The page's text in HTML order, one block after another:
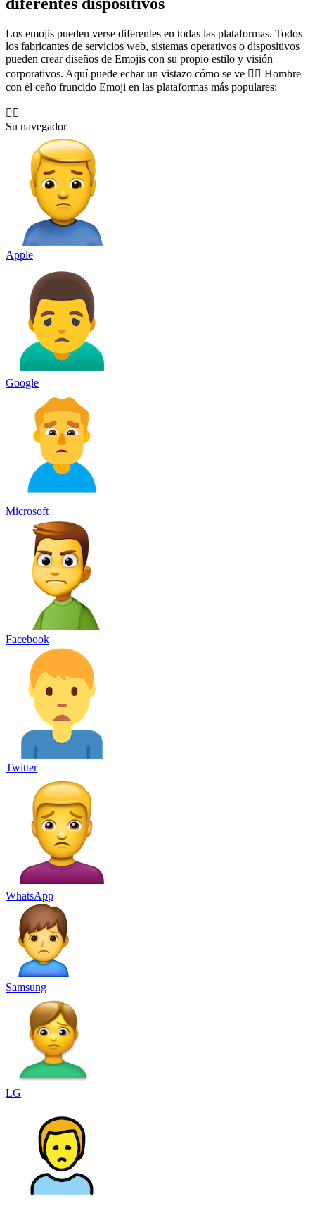
Los emojis pueden verse diferentes en todas las plataformas. Todos
los fabricantes de servicios web, sistemas operativos o dispositivos
pueden crear diseños de Emojis con su propio estilo y visión
corporativos. Aquí puede echar un vistazo cómo se ve 🙍‍♂️ Hombre
con el ceño fruncido Emoji en las plataformas más populares:
🙍‍♂️
Su navegador
Apple
Google
Microsoft
Facebook
Twitter
WhatsApp
Samsung
LG